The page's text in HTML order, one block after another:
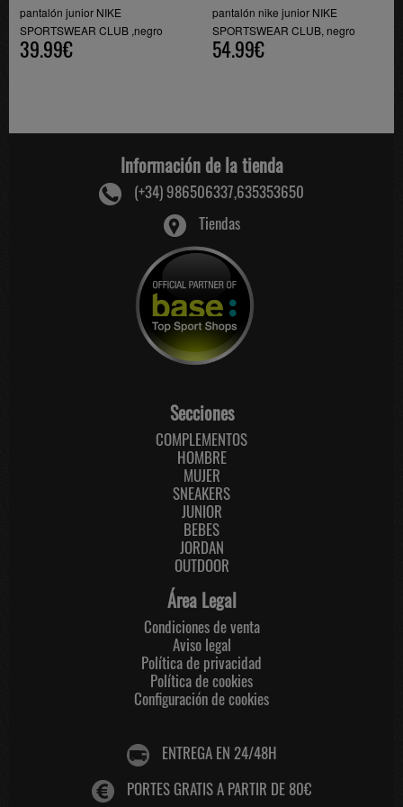
pantalón junior NIKE
SPORTSWEAR CLUB ,negro
39.99€
pantalón nike junior NIKE
SPORTSWEAR CLUB, negro
54.99€
Información de la tienda
(+34) 986506337,635353650
Tiendas
Secciones
COMPLEMENTOS
HOMBRE
MUJER
SNEAKERS
JUNIOR
BEBES
JORDAN
OUTDOOR
Área Legal
Condiciones de venta
Aviso legal
Política de privacidad
Política de cookies
Configuración de cookies
ENTREGA EN 24/48H
PORTES GRATIS A PARTIR DE 80€